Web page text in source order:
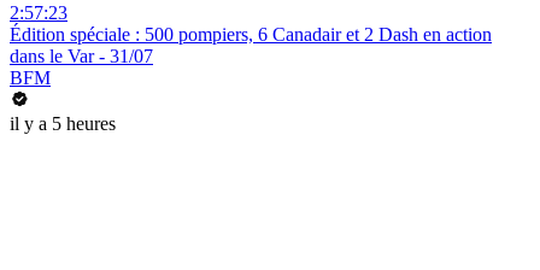
2:57:23
Édition spéciale : 500 pompiers, 6 Canadair et 2 Dash en action
dans le Var - 31/07
BFM
il y a 5 heures